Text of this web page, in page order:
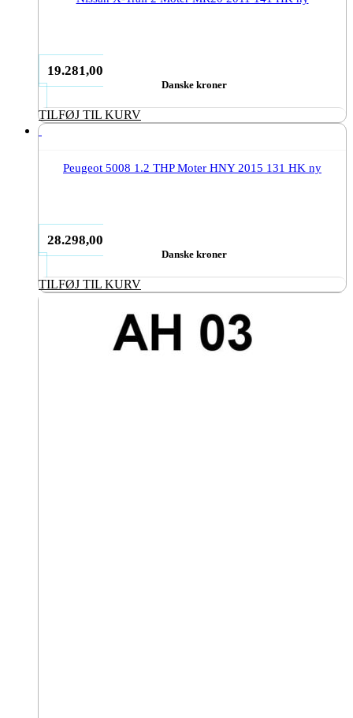
19.281,00
Danske kroner
TILFØJ TIL KURV
Peugeot 5008 1.2 THP Moter HNY 2015 131 HK ny
28.298,00
Danske kroner
TILFØJ TIL KURV